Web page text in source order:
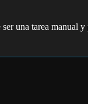
una tarea manual